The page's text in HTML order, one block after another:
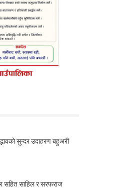
सुन्दर उदाहरण बहुअरी
सहित साहिल र सरफराज